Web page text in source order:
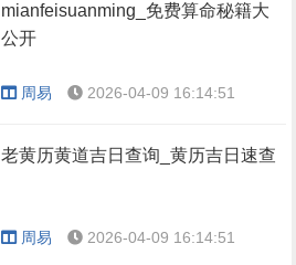
mianfeisuanming_免费算命秘籍大
公开
周易 2026-04-09 16:14:51
老黄历黄道吉日查询_黄历吉日速查
周易 2026-04-09 16:14:51